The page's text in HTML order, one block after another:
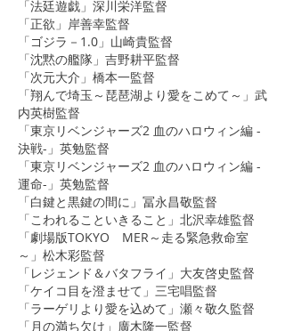
「法廷遊戯」深川栄洋監督
「正欲」岸善幸監督
「ゴジラ－1.0」山崎貴監督
​「沈黙の艦隊」吉野耕平監督
「次元大介」橋本一監督
「翔んで埼玉～琵琶湖より愛をこめて～」武
内英樹監督
「東京リベンジャーズ2 血のハロウィン編 -
決戦-」英勉監督
「東京リベンジャーズ2 血のハロウィン編 -
運命-」英勉監督
​「白鍵と黒鍵の間に」冨永昌敬監督
​「こわれることいきること」 北沢幸雄監督
「劇場版TOKYO MER～走る緊急救命室
～」松木彩監督
​「レジェンド＆バタフライ」大友啓史監督
「ケイコ目を澄ませて」三宅唱監督
「ラーゲリより愛を込めて」瀬々敬久監督
「月の満ち欠け」廣木隆一監督